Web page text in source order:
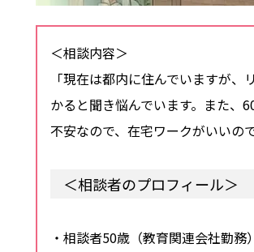
＜相談内容＞
「現在は都内に住んでいますが
かると聞き悩んでいます。また、
不安なので、在宅ワークがいいの
＜相談者のプロフィール＞
・相談者50歳（教育関連会社勤務）